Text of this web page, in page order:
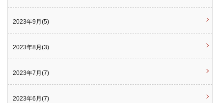
2023年9月(5)
2023年8月(3)
2023年7月(7)
2023年6月(7)